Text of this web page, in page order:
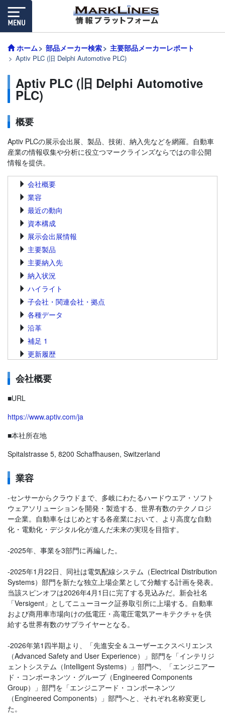
ホーム 部品メーカー検索 主要部品メーカーレポート
Aptiv PLC (旧 Delphi Automotive PLC)
Aptiv PLC (旧 Delphi Automotive
PLC)
概要
Aptiv PLCの展示会出展、製品、技術、納入先などを網羅。自動車
産業の情報収集や分析に役立つマークラインズならではの非公開
情報を提供。
会社概要
業容
最近の動向
資本構成
展示会出展情報
主要製品
主要納入先
納入状況
ハイライト
子会社・関連会社・拠点
各種データ
沿革
補足 1
更新履歴
会社概要
■URL
https://www.aptiv.com/ja
■本社所在地
Spitalstrasse 5, 8200 Schaffhausen, Switzerland
業容
-センサーからクラウドまで、多岐にわたるハードウエア・ソフト
ウェアソリューションを開発・製造する、世界有数のテクノロジ
ー企業。自動車をはじめとする各産業において、より高度な自動
化・電動化・デジタル化が進んだ未来の実現を目指す。
-2025年、事業を3部門に再編した。
-2025年1月22日、同社は電気配線システム（Electrical Distribution
Systems）部門を新たな独立上場企業として分離する計画を発表。
当該スピンオフは2026年4月1日に完了する見込みだ。新会社名
「Versigent」としてニューヨーク証券取引所に上場する。自動車
および商用車市場向けの低電圧・高電圧電気アーキテクチャを供
給する世界有数のサプライヤーとなる。
-2026年第1四半期より、「先進安全＆ユーザーエクスペリエンス
（Advanced Safety and User Experience）」部門を「インテリジ
ェントシステム（Intelligent Systems）」部門へ、「エンジニアー
ド・コンポーネンツ・グループ（Engineered Components
Group）」部門を「エンジニアード・コンポーネンツ
（Engineered Components）」部門へと、それぞれ名称変更し
た。